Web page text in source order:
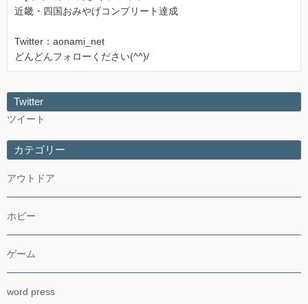
近畿・四国おみやげコンプリート達成
Twitter：aonami_net
どんどんフォローください(^^)/
Twitter
ツイート
カテゴリー
アウトドア
ホビー
ゲーム
word press